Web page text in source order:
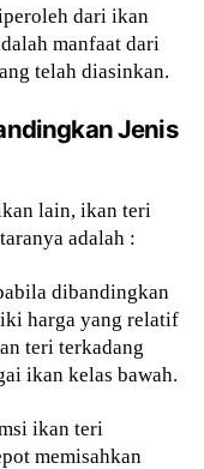
dari ikan
manfaat dari
telah diasinkan.
Jenis
lain, ikan teri
adalah :
dibandingkan
harga yang relatif
teri terkadang
ikan kelas bawah.
ikan teri
memisahkan